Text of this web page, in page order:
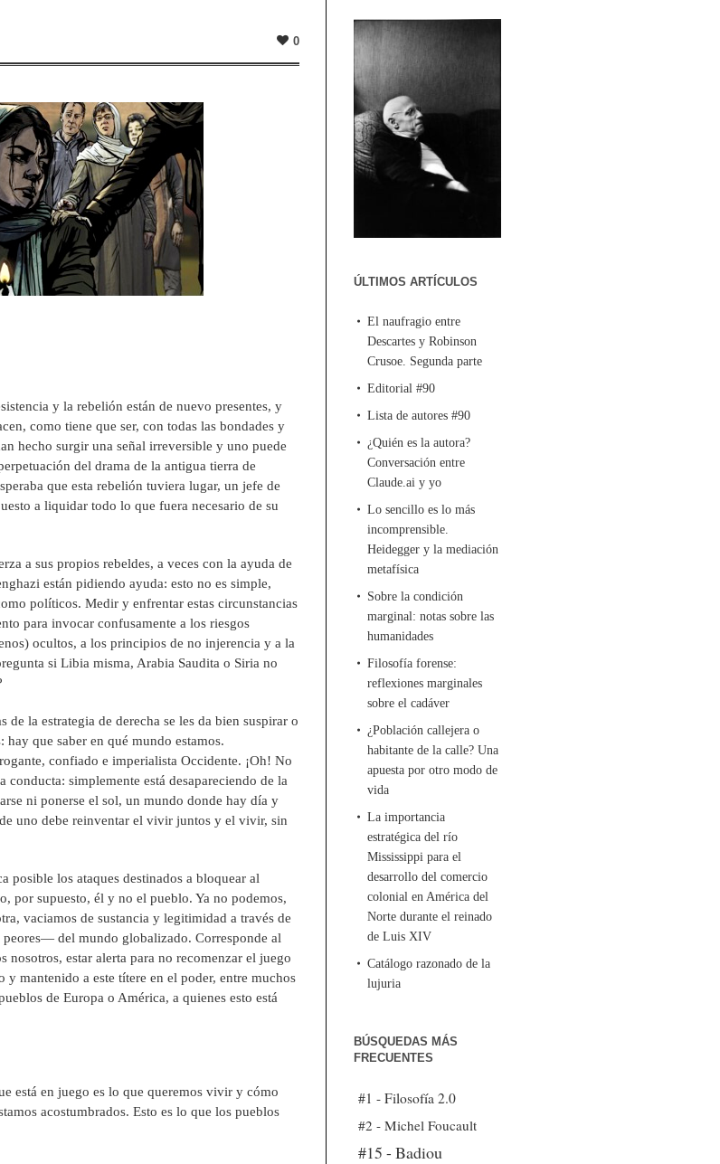
0
y la rebelión están de nuevo presentes, y
como tiene que ser, con todas las bondades y
hecho surgir una señal irreversible y uno puede
del drama de la antigua tierra de
que esta rebelión tuviera lugar, un jefe de
a liquidar todo lo que fuera necesario de su
a sus propios rebeldes, a veces con la ayuda de
están pidiendo ayuda: esto no es simple,
políticos. Medir y enfrentar estas circunstancias
para invocar confusamente a los riesgos
ocultos, a los principios de no injerencia y a la
si Libia misma, Arabia Saudita o Siria no
la estrategia de derecha se les da bien suspirar o
hay que saber en qué mundo estamos.
confiado e imperialista Occidente. ¡Oh! No
simplemente está desapareciendo de la
ni ponerse el sol, un mundo donde hay día y
uno debe reinventar el vivir juntos y el vivir, sin
posible los ataques destinados a bloquear al
por supuesto, él y no el pueblo. Ya no podemos,
vaciamos de sustancia y legitimidad a través de
del mundo globalizado. Corresponde al
estar alerta para no recomenzar el juego
mantenido a este títere en el poder, entre muchos
de Europa o América, a quienes esto está
está en juego es lo que queremos vivir y cómo
acostumbrados. Esto es lo que los pueblos
ÚLTIMOS ARTÍCULOS
El naufragio entre
Descartes y Robinson
Crusoe. Segunda parte
Editorial #90
Lista de autores #90
¿Quién es la autora?
Conversación entre
Claude.ai y yo
Lo sencillo es lo más
incomprensible.
Heidegger y la mediación
metafísica
Sobre la condición
marginal: notas sobre las
humanidades
Filosofía forense:
reflexiones marginales
sobre el cadáver
¿Población callejera o
habitante de la calle? Una
apuesta por otro modo de
vida
La importancia
estratégica del río
Mississippi para el
desarrollo del comercio
colonial en América del
Norte durante el reinado
de Luis XIV
Catálogo razonado de la
lujuria
BÚSQUEDAS MÁS
FRECUENTES
#1 - Filosofía 2.0
#2 - Michel Foucault
#15 - Badiou